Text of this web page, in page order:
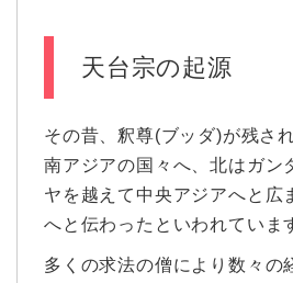
天台宗の起源
その昔、釈尊(ブッダ)が残さ
南アジアの国々へ、北はガン
ヤを越えて中央アジアへと広
へと伝わったといわれていま
多くの求法の僧により数々の